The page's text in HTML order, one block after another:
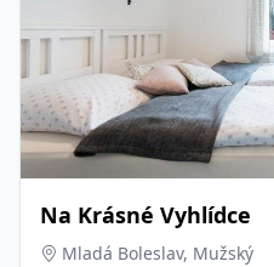
Na Krásné Vyhlídce
Mladá Boleslav, Mužský